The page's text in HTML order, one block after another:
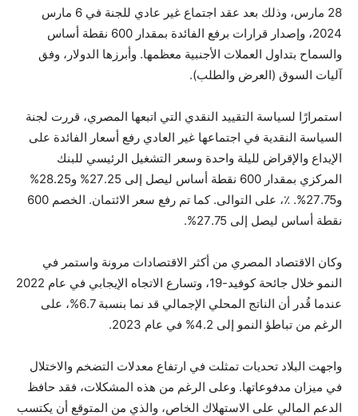
28 مارس، وذلك بعد عقد اجتماع غير عادي للجنة في 6 مارس
2024، وإصدار قرارات برفع الفائدة بمقدار 600 نقطة أساس
والسماح بتداول العملات الأجنبية معظمها. وأبرزها الدولار، وفق
آليات السوق (العرض والطلب).
استمرارًا لسياسة التقييد النقدي التي اتبعها المصري، قررت لجنة
السياسة النقدية في اجتماعها غير العادي رفع أسعار الفائدة على
الإيداع والإقراض لليلة واحدة وسعر التشغيل الرئيسي للبنك
المركزي بمقدار 600 نقطة أساس ليصل إلى 27.25% و28.25%
و27.75%. ٪، على التوالى. كما تم رفع سعر الائتمان. الخصم 600
نقطة أساس ليصل إلى 27.75%.
وكان الاقتصاد المصري من أكثر الاقتصادات مرونة واستمر في
النمو خلال جائحة كوفيد-19، وتسارع الاتجاه الإيجابي في عام 2022
عندما قُدر أن الناتج المحلي الإجمالي قد نما بنسبة 6.7%، على
الرغم من تباطؤ النمو إلى 4.2% في عام 2023.
واجهت البلاد تحديات تمثلت في ارتفاع معدلات التضخم والاختلال
في ميزان مدفوعاتها. وعلى الرغم من هذه المشكلات، فقد حافظ
الدعم المالي على الاستهلاك الخاص، والذي من المتوقع أن يكتسب